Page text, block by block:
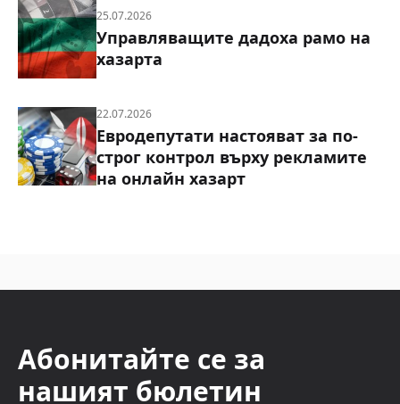
25.07.2026
Управляващите дадоха рамо на
хазарта
22.07.2026
Евродепутати настояват за по-
строг контрол върху рекламите
на онлайн хазарт
Абонитайте се за
нашият бюлетин